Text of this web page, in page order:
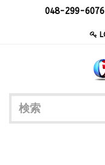
048-299-6076